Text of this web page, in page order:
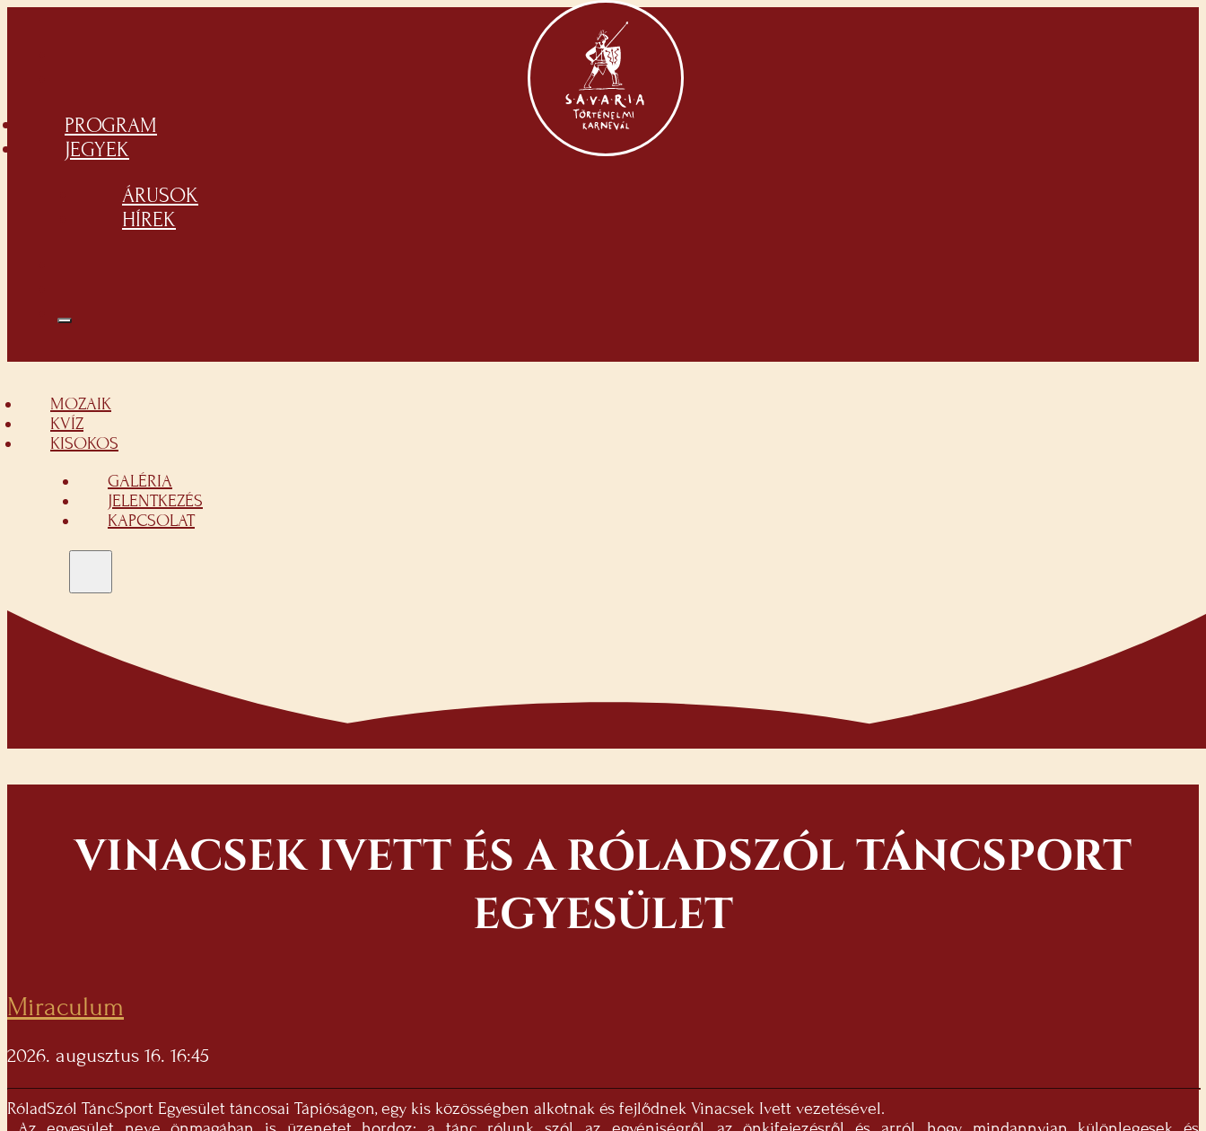
PROGRAM
JEGYEK
ÁRUSOK
HÍREK
MOZAIK
KVÍZ
KISOKOS
GALÉRIA
JELENTKEZÉS
KAPCSOLAT
VINACSEK IVETT ÉS A RÓLADSZÓL TÁNCSPORT
EGYESÜLET
Miraculum
2026. augusztus 16. 16:45
RóladSzól TáncSport Egyesület táncosai Tápióságon, egy kis közösségben alkotnak és fejlődnek Vinacsek Ivett vezetésével.